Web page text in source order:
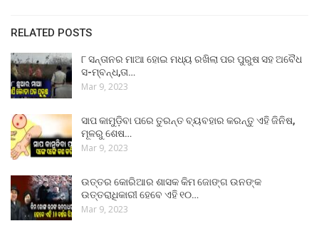
RELATED POSTS
୮ ସନ୍ତାନର ମାଆ ହୋଇ ମଧ୍ୟ ରଖିଲା ପର ପୁରୁଷ ସହ ଅବୈଧ
ସ-ମ୍ବନ୍ଧ,ତା…
Mar 9, 2023
ସାପ କାମୁଡ଼ିବା ପରେ ତୁରନ୍ତ ବ୍ୟବହାର କରନ୍ତୁ ଏହି ଜିନିଷ,
ମୂଳରୁ ଶେଷ…
Mar 9, 2023
ଉତ୍ତର କୋରିଆର ଶାସକ କିମ ଜୋଙ୍ଗ ଉନଙ୍କ
ଉତ୍ତରାଧିକାରୀ ହେବେ ଏହି ୧୦…
Mar 9, 2023